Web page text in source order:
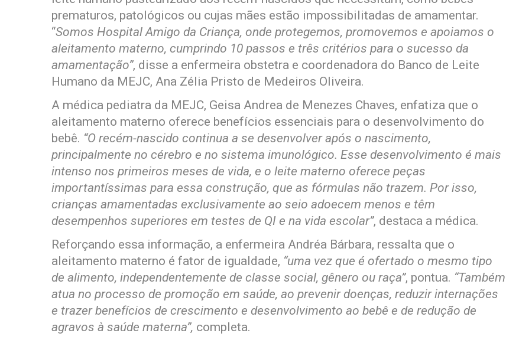
prematuros, patológicos ou cujas mães estão impossibilitadas de amamentar.
“Somos Hospital Amigo da Criança, onde protegemos, promovemos e apoiamos o
aleitamento materno, cumprindo 10 passos e três critérios para o sucesso da
amamentação”, disse a enfermeira obstetra e coordenadora do Banco de Leite
Humano da MEJC, Ana Zélia Pristo de Medeiros Oliveira.
A médica pediatra da MEJC, Geisa Andrea de Menezes Chaves, enfatiza que o
aleitamento materno oferece benefícios essenciais para o desenvolvimento do
bebê. “O recém-nascido continua a se desenvolver após o nascimento,
principalmente no cérebro e no sistema imunológico. Esse desenvolvimento é mais
intenso nos primeiros meses de vida, e o leite materno oferece peças
importantíssimas para essa construção, que as fórmulas não trazem. Por isso,
crianças amamentadas exclusivamente ao seio adoecem menos e têm
desempenhos superiores em testes de QI e na vida escolar”, destaca a médica.
Reforçando essa informação, a enfermeira Andréa Bárbara, ressalta que o
aleitamento materno é fator de igualdade, “uma vez que é ofertado o mesmo tipo
de alimento, independentemente de classe social, gênero ou raça”, pontua. “Também
atua no processo de promoção em saúde, ao prevenir doenças, reduzir internações
e trazer benefícios de crescimento e desenvolvimento ao bebê e de redução de
agravos à saúde materna”, completa.